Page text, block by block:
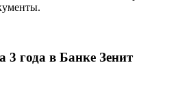
3 года в Банке Зенит